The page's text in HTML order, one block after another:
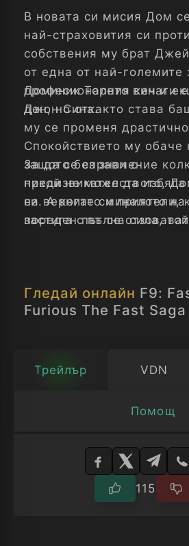
В новата си мисия Дом
най-страховития си
собствения му брат
от една от най-големите
професионалния кеч и
Джон Сина.
Доминик Торето винаги
ден, но откакто става
му се променя
Спокойствието му обаче
защото без значение
никой не може да
си. А когато миналото
застига с пълна сила,
За да се справи с
предизвикателството,
на верните си приятели,
пореден път се
Гледай онлайн F9:
Furious The Fast Saga
Трейлър VDN
Помощ
Изберете
115